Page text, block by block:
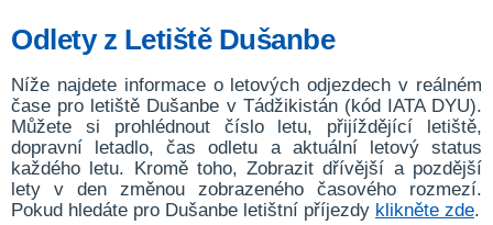
Odlety z Letiště Dušanbe
Níže najdete informace o letových odjezdech v reálném
čase pro letiště Dušanbe v Tádžikistán (kód IATA DYU).
Můžete si prohlédnout číslo letu, přijíždějící letiště,
dopravní letadlo, čas odletu a aktuální letový status
každého letu. Kromě toho, Zobrazit dřívější a pozdější
lety v den změnou zobrazeného časového rozmezí.
Pokud hledáte pro Dušanbe letištní příjezdy klikněte zde.